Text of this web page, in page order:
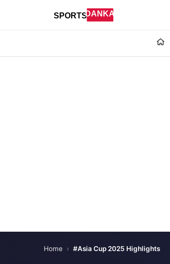
Home › #Asia Cup 2025 Highlights